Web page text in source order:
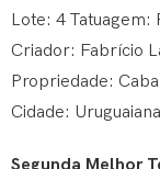
Lote: 4 Tatuagem:
Criador: Fabrício
Propriedade:
Cidade: